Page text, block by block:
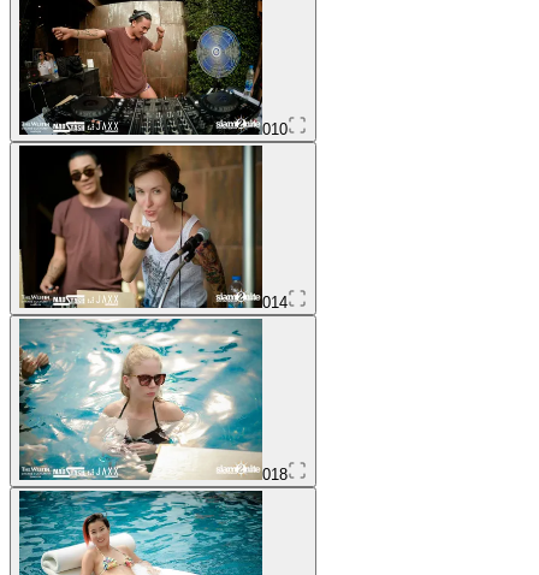
010
014
018